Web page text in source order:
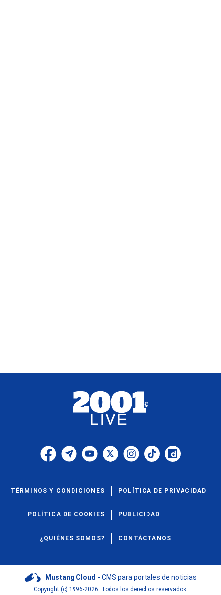
TÉRMINOS Y CONDICIONES POLÍTICA DE PRIVACIDAD
POLÍTICA DE COOKIES PUBLICIDAD
¿QUIÉNES SOMOS? CONTÁCTANOS
Mustang Cloud - CMS para portales de noticias
Copyright (c) 1996-2026. Todos los derechos reservados.